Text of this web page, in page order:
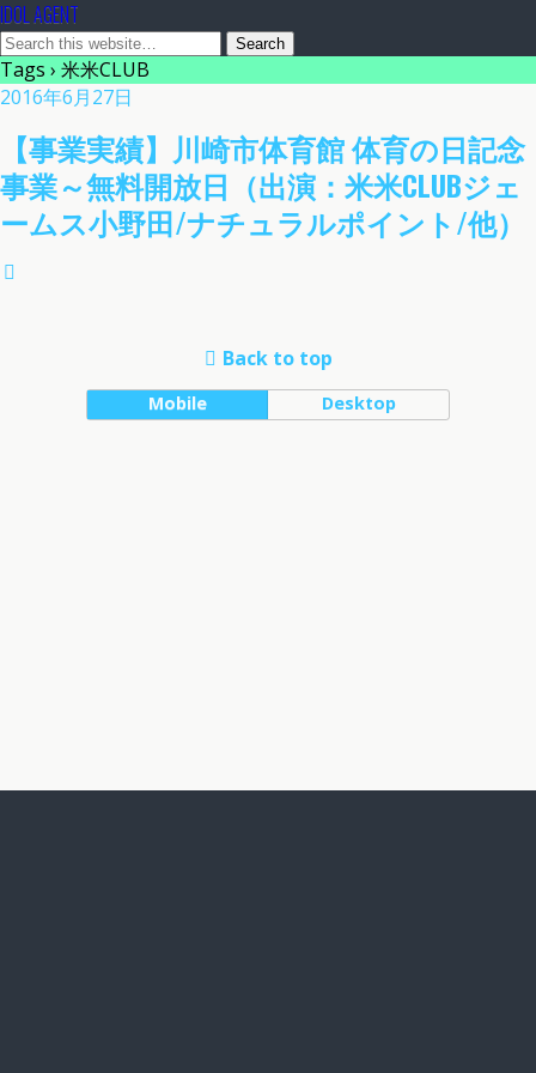
IDOL AGENT
Tags › 米米CLUB
2016年6月27日
【事業実績】川崎市体育館 体育の日記念
事業～無料開放日（出演：米米CLUBジェ
ームス小野田/ナチュラルポイント/他）
Back to top
Mobile Desktop